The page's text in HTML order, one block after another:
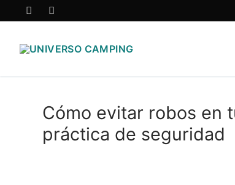
Cómo evitar robos en
práctica de seguridad